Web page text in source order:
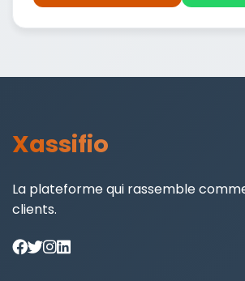
Xassifio
La plateforme qui rassemble
clients.